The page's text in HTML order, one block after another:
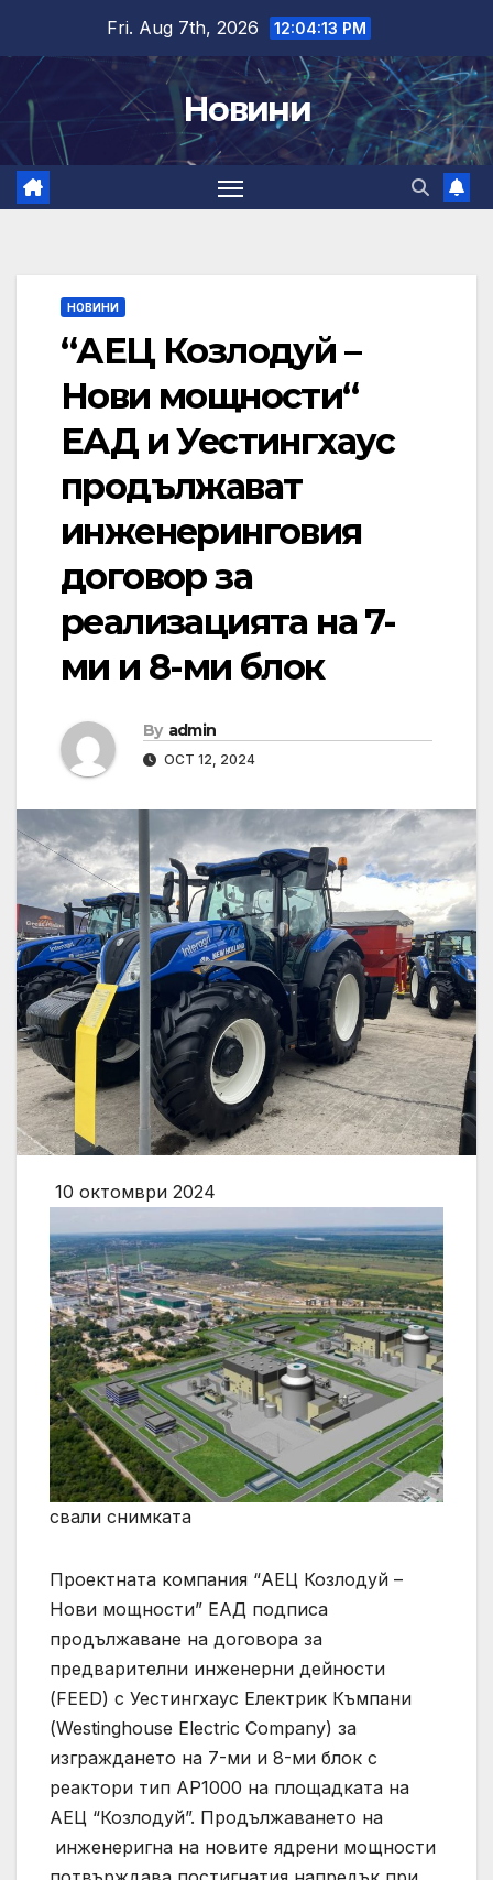
content
Fri. Aug 7th, 2026 12:04:14 PM
Новини
НОВИНИ
“АЕЦ Козлодуй –
Нови мощности“
ЕАД и Уестингхаус
продължават
инженеринговия
договор за
реализацията на 7-
ми и 8-ми блок
By admin
OCT 12, 2024
10 октомври 2024
свали снимката
Проектната компания “АЕЦ Козлодуй –
Нови мощности” ЕАД подписа
продължаване на договора за
предварителни инженерни дейности
(FEED) с Уестингхаус Електрик Къмпани
(Westinghouse Electric Company) за
изграждането на 7-ми и 8-ми блок с
реактори тип AP1000 на площадката на
АЕЦ “Козлодуй”. Продължаването на
инженеригна на новите ядрени мощности